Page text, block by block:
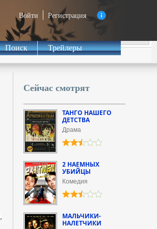
Войти Регистрация
Поиск Трейлеры
Сейчас смотрят
ТАНГО НАШЕГО
ДЕТСТВА
Драма
2 НАЕМНЫХ
УБИЙЦЫ
Комедия
МАЛЬЧИКИ-
НАЛЕТЧИКИ